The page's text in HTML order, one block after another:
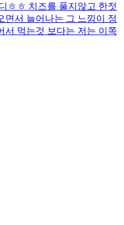
ㅎㅎ 치즈를 풀지않고 한젓
면서 늘어나는 그 느낌이 정
서 먹는것 보다는 저는 이쪽